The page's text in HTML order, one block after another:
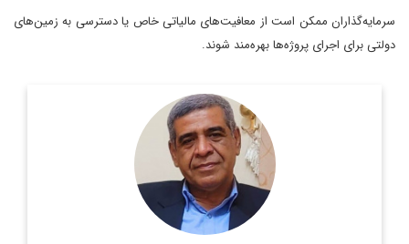
سرمایه‌گذاران ممکن است از معافیت‌های مالیاتی خاص یا دسترسی به زمین‌های
دولتی برای اجرای پروژه‌ها بهره‌مند شوند.
دیپلمات و کارشناس مسائل شبه‌جزیره کره
اطلاعات بیشتر